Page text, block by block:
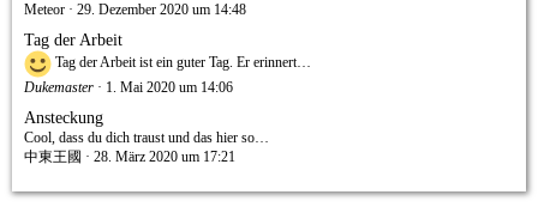
Meteor
29. Dezember 2020 um 14:48
Tag der Arbeit
Tag der Arbeit ist ein guter Tag. Er erinnert…
Dukemaster
1. Mai 2020 um 14:06
Ansteckung
Cool, dass du dich traust und das hier so…
中東王國
28. März 2020 um 17:21